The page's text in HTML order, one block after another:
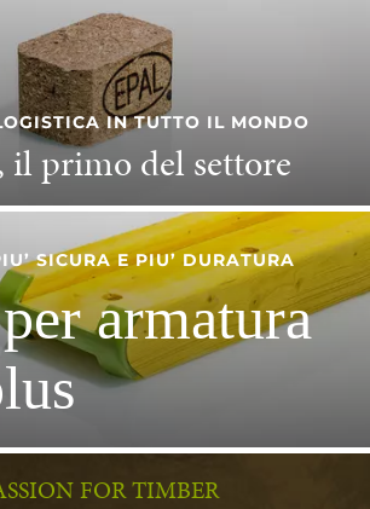
IN TUTTO IL MONDO
il primo del settore
SICURA E PIU’ DURATURA
armatura
FOR TIMBER